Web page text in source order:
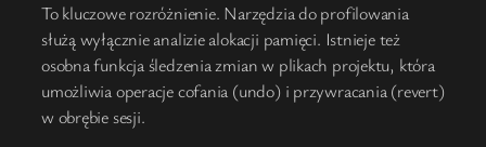
To kluczowe rozróżnienie. Narzędzia do profilowania
służą wyłącznie analizie alokacji pamięci. Istnieje też
osobna funkcja śledzenia zmian w plikach projektu, która
umożliwia operacje cofania (undo) i przywracania (revert)
w obrębie sesji.